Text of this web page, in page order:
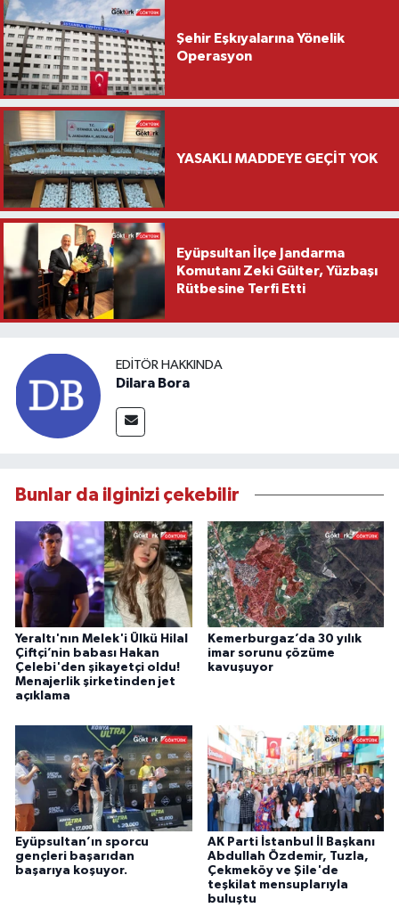
Şehir Eşkıyalarına Yönelik
Operasyon
YASAKLI MADDEYE GEÇİT YOK
Eyüpsultan İlçe Jandarma
Komutanı Zeki Gülter, Yüzbaşı
Rütbesine Terfi Etti
EDITÖR HAKKINDA
Dilara Bora
Bunlar da ilginizi çekebilir
Yeraltı'nın Melek'i Ülkü Hilal
Çiftçi’nin babası Hakan
Çelebi'den şikayetçi oldu!
Menajerlik şirketinden jet
açıklama
Kemerburgaz’da 30 yılık
imar sorunu çözüme
kavuşuyor
Eyüpsultan’ın sporcu
gençleri başarıdan
başarıya koşuyor.
AK Parti İstanbul İl Başkanı
Abdullah Özdemir, Tuzla,
Çekmeköy ve Şile'de
teşkilat mensuplarıyla
buluştu